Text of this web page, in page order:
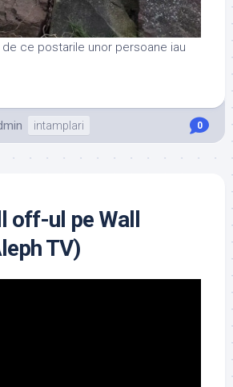
ce postarile unor persoane iau
intamplari 0
off-ul pe Wall
TV)